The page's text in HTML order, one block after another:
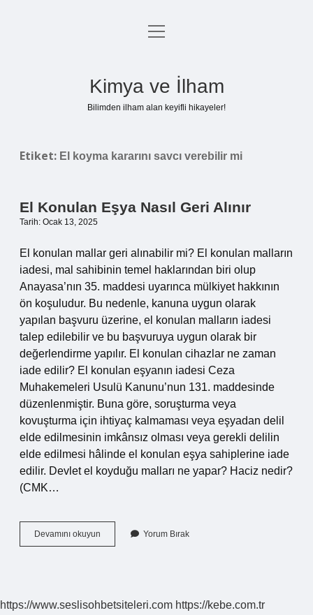
Anasayfa
menüyü
Kimya ve İlham
Bilimden ilham alan keyifli hikayeler!
Etiket: El koyma kararını savcı verebilir mi
El Konulan Eşya Nasıl Geri Alınır
Tarih: Ocak 13, 2025
El konulan mallar geri alınabilir mi? El konulan malların
iadesi, mal sahibinin temel haklarından biri olup
Anayasa’nın 35. maddesi uyarınca mülkiyet hakkının
ön koşuludur. Bu nedenle, kanuna uygun olarak
yapılan başvuru üzerine, el konulan malların iadesi
talep edilebilir ve bu başvuruya uygun olarak bir
değerlendirme yapılır. El konulan cihazlar ne zaman
iade edilir? El konulan eşyanın iadesi Ceza
Muhakemeleri Usulü Kanunu’nun 131. maddesinde
düzenlenmiştir. Buna göre, soruşturma veya
kovuşturma için ihtiyaç kalmaması veya eşyadan delil
elde edilmesinin imkânsız olması veya gerekli delilin
elde edilmesi hâlinde el konulan eşya sahiplerine iade
edilir. Devlet el koyduğu malları ne yapar? Haciz nedir?
(CMK…
Devamını okuyun
Konulan
Yorum Bırak
https://www.seslisohbetsiteleri.com https://kebe.com.tr